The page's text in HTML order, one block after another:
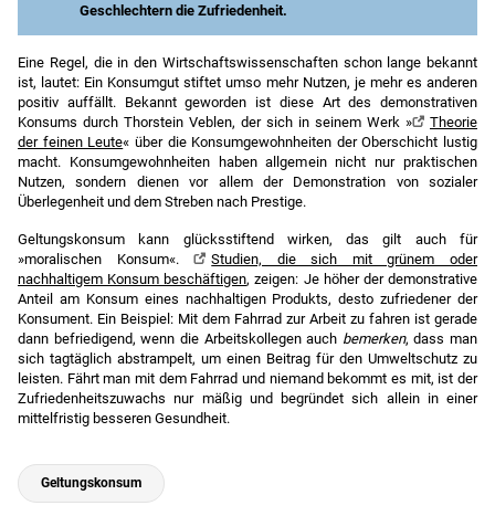
Geschlechtern die Zufriedenheit.
nicht zufrieden) bis 10 (ganz und gar zufrieden).
Quelle
:Eigene Berechnung auf Basis des SOEP v35
(2013).
Anmerkungen
: OLS-Regression unter Kontrolle
zahlreicher Faktoren wie Alter, Gesundheitszustand,
Nettoeinkommen, u. a.
Eine Regel, die in den Wirtschaftswissenschaften schon lange bekannt
ist, lautet: Ein Konsumgut stiftet umso mehr Nutzen, je mehr es anderen
positiv auffällt. Bekannt geworden ist diese Art des demonstrativen
Konsums durch Thorstein Veblen, der sich in seinem Werk »
Theorie
der feinen Leute« über die Konsumgewohnheiten der Oberschicht lustig
macht. Konsumgewohnheiten haben allgemein nicht nur praktischen
Nutzen, sondern dienen vor allem der Demonstration von sozialer
Überlegenheit und dem Streben nach Prestige.
Geltungskonsum kann glücksstiftend wirken, das gilt auch für
»moralischen Konsum«.
Studien, die sich mit grünem oder
nachhaltigem Konsum beschäftigen, zeigen: Je höher der demonstrative
Anteil am Konsum eines nachhaltigen Produkts, desto zufriedener der
Konsument. Ein Beispiel: Mit dem Fahrrad zur Arbeit zu fahren ist gerade
dann befriedigend, wenn die Arbeitskollegen auch bemerken, dass man
sich tagtäglich abstrampelt, um einen Beitrag für den Umweltschutz zu
leisten. Fährt man mit dem Fahrrad und niemand bekommt es mit, ist der
Zufriedenheitszuwachs nur mäßig und begründet sich allein in einer
mittelfristig besseren Gesundheit.
Geltungskonsum